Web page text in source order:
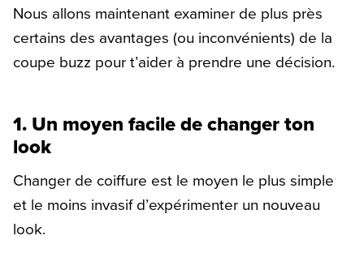
Nous allons maintenant examiner de plus près
certains des avantages (ou inconvénients) de la
coupe buzz pour t’aider à prendre une décision.
1. Un moyen facile de changer ton
look
Changer de coiffure est le moyen le plus simple
et le moins invasif d’expérimenter un nouveau
look.